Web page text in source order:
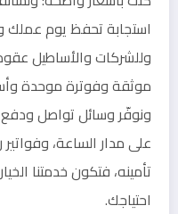
استجابة تحفظ يوم عملك
وللشركات والأساطيل
موثقة وفوترة موحدة
ونوفّر وسائل تواصل
على مدار الساعة،
تأمينه، فتكون خدمتنا
احتياجك.